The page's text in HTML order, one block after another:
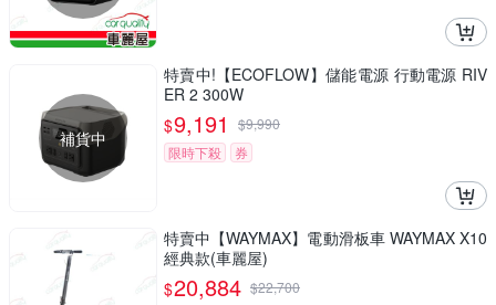
補貨中
特賣中!【ECOFLOW】儲能電源 行動電源 RIV
ER 2 300W
$9,191 $9,990
限時下殺
券
特賣中【WAYMAX】電動滑板車 WAYMAX X10
經典款(車麗屋)
$20,884 $22,700